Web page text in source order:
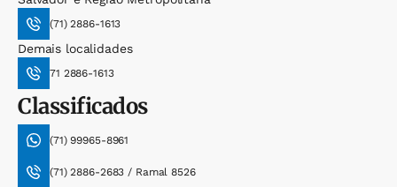
(71) 2886-1613
Demais localidades
71 2886-1613
Classificados
(71) 99965-8961
(71) 2886-2683 / Ramal 8526